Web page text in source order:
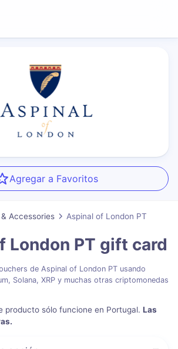
Agregar a Favoritos
Accessories Aspinal of London PT
London PT gift card
de Aspinal of London PT usando
Solana, XRP y muchas otras criptomonedas
producto sólo funcione en Portugal. Las